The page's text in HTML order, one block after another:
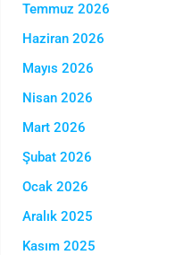
Temmuz 2026
Haziran 2026
Mayıs 2026
Nisan 2026
Mart 2026
Şubat 2026
Ocak 2026
Aralık 2025
Kasım 2025